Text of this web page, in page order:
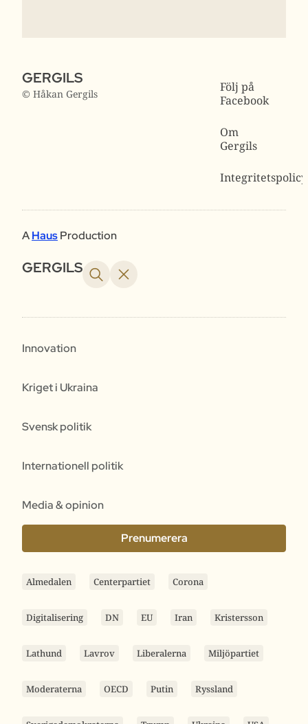
GERGILS
© Håkan Gergils
Följ på
Facebook
Om
Gergils
Integritetspolicy
AHausProduction
GERGILS
Innovation
Kriget i Ukraina
Svensk politik
Internationell politik
Media & opinion
Prenumerera
Almedalen Centerpartiet Corona
Digitalisering DN EU Iran Kristersson
Lathund Lavrov Liberalerna Miljöpartiet
Moderaterna OECD Putin Ryssland